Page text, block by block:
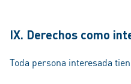
IX. Derechos como
Toda persona interesada